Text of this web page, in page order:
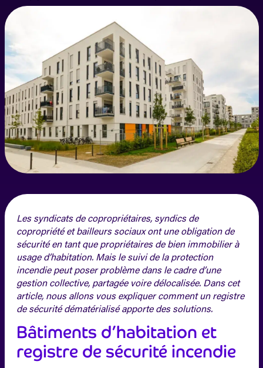
Les syndicats de copropriétaires, syndics de
copropriété et bailleurs sociaux ont une obligation de
sécurité en tant que propriétaires de bien immobilier à
usage d’habitation. Mais le suivi de la protection
incendie peut poser problème dans le cadre d’une
gestion collective, partagée voire délocalisée. Dans cet
article, nous allons vous expliquer comment un registre
de sécurité dématérialisé apporte des solutions.
Bâtiments d’habitation et
registre de sécurité incendie